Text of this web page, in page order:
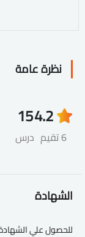
نظرة عامة
4.2
6 تقيم
15
درس
الشهادة
للحصول علي الشهادة